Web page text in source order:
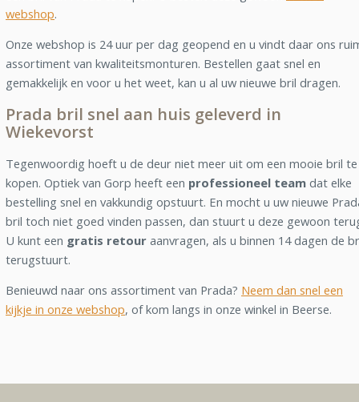
webshop.
Onze webshop is 24 uur per dag geopend en u vindt daar ons
assortiment van kwaliteitsmonturen. Bestellen gaat snel en
gemakkelijk en voor u het weet, kan u al uw nieuwe bril dragen.
Prada bril snel aan huis geleverd in
Wiekevorst
Tegenwoordig hoeft u de deur niet meer uit om een mooie bril te
kopen. Optiek van Gorp heeft een professioneel team dat elke
bestelling snel en vakkundig opstuurt. En mocht u uw nieuwe
bril toch niet goed vinden passen, dan stuurt u deze gewoon
U kunt een gratis retour aanvragen, als u binnen 14 dagen de
terugstuurt.
Benieuwd naar ons assortiment van Prada? Neem dan snel een
kijkje in onze webshop, of kom langs in onze winkel in Beerse.